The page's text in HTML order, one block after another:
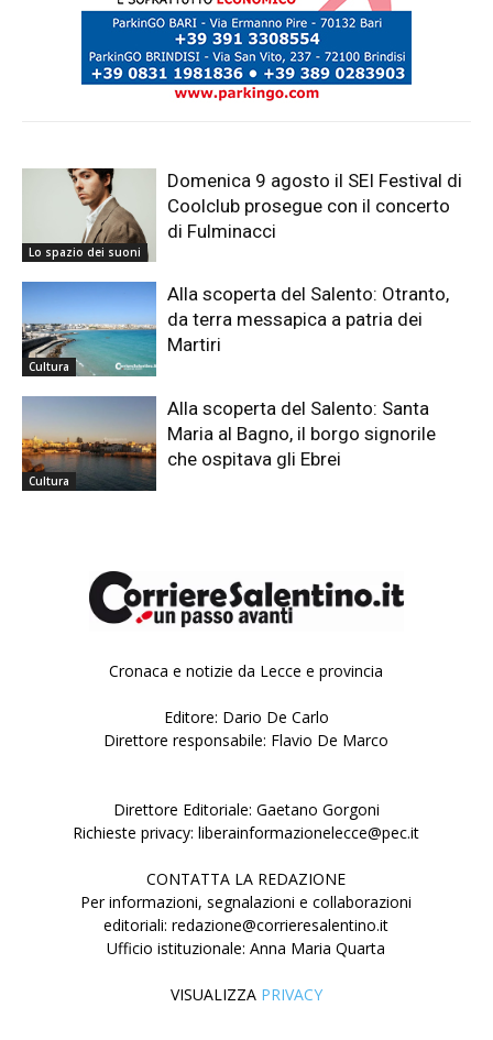
Lo spazio dei suoni
Domenica 9 agosto il SEI Festival di
Coolclub prosegue con il concerto
di Fulminacci
Cultura
Alla scoperta del Salento: Otranto,
da terra messapica a patria dei
Martiri
Cultura
Alla scoperta del Salento: Santa
Maria al Bagno, il borgo signorile
che ospitava gli Ebrei
Cronaca e notizie da Lecce e provincia
Editore: Dario De Carlo
Direttore responsabile: Flavio De Marco
Direttore Editoriale: Gaetano Gorgoni
Richieste privacy: liberainformazionelecce@pec.it
CONTATTA LA REDAZIONE
Per informazioni, segnalazioni e collaborazioni
editoriali: redazione@corrieresalentino.it
Ufficio istituzionale: Anna Maria Quarta
VISUALIZZA PRIVACY